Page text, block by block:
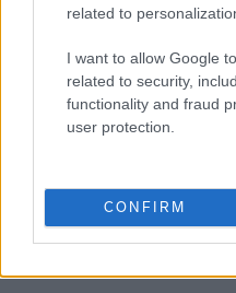
related to
I want to allow Google
related to security,
functionality and fraud
user protection.
CONFIRM